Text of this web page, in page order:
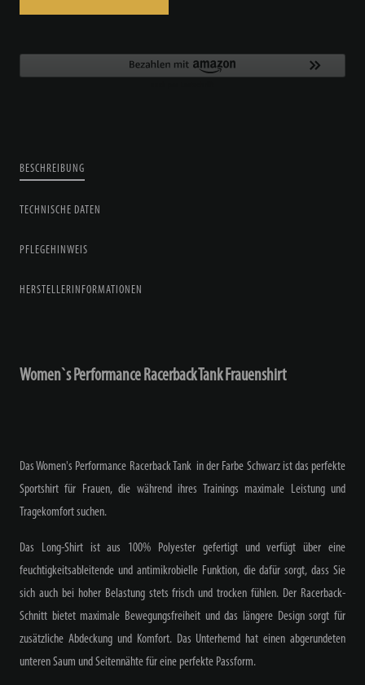
BESCHREIBUNG
TECHNISCHE DATEN
PFLEGEHINWEIS
HERSTELLERINFORMATIONEN
Women`s Performance Racerback Tank Frauenshirt
Das Women's Performance Racerback Tank in der Farbe Schwarz ist das perfekte
Sportshirt für Frauen, die während ihres Trainings maximale Leistung und
Tragekomfort suchen.
Das Long-Shirt ist aus 100% Polyester gefertigt und verfügt über eine
feuchtigkeitsableitende und antimikrobielle Funktion, die dafür sorgt, dass Sie
sich auch bei hoher Belastung stets frisch und trocken fühlen. Der Racerback-
Schnitt bietet maximale Bewegungsfreiheit und das längere Design sorgt für
zusätzliche Abdeckung und Komfort. Das Unterhemd hat einen abgerundeten
unteren Saum und Seitennähte für eine perfekte Passform.